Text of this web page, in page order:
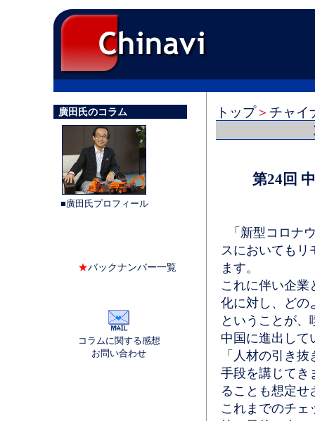
廣田氏のコラム
■廣田氏プロフィール
★バックナンバー一覧
コラムに関する感想
お問い合わせ
トップ＞ チャイ
第24回
「新型コロナ
スにおいても
ます。
これに伴い企業
化に対し、どの
ということが
中国に進出して
「人材の引き
手段を講じてき
ることも想定せ
これまでのチェ